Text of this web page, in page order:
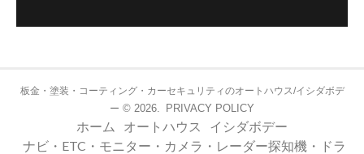
板金・塗装・コーティング・カーセキュリティのオートハウス/イシダボデ
ー © 2026. PRIVACY POLICY
ホーム オートハウス
イシダボデー
ナビ・ETC・モニター・カメラ・レーダー探知機・ドラ